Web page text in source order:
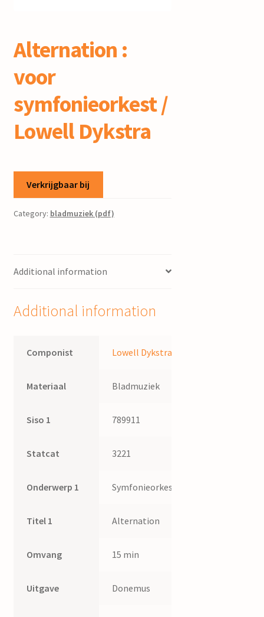
Alternation :
voor
symfonieorkest /
Lowell Dykstra
Verkrijgbaar bij
Category: bladmuziek (pdf)
Additional information
Additional information
Componist Lowell Dykstra
Materiaal Bladmuziek
Siso 1 789911
Statcat 3221
Onderwerp 1 Symfonieorkest
Titel 1 Alternation
Omvang 15 min
Uitgave Donemus